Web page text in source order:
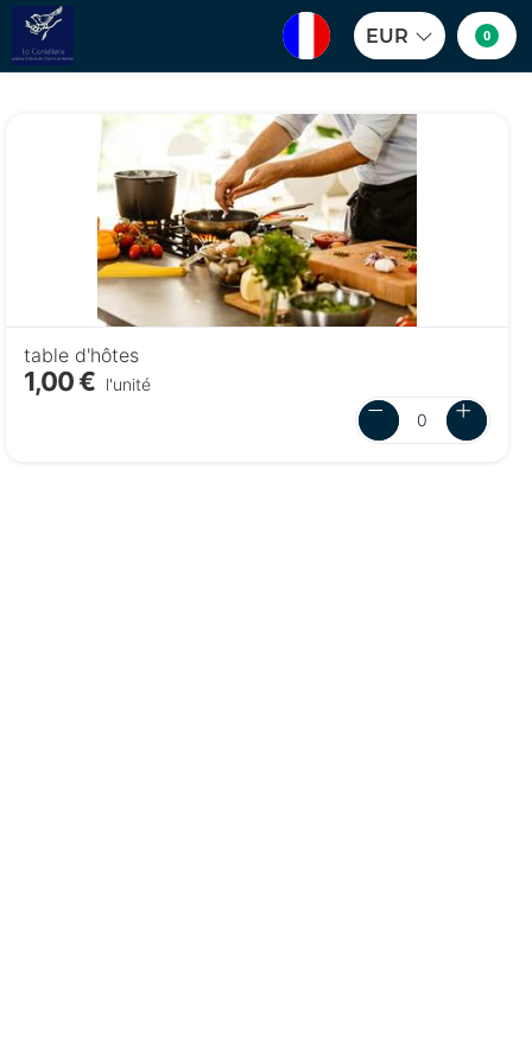
EUR 0
table d'hôtes
1,00 € l'unité